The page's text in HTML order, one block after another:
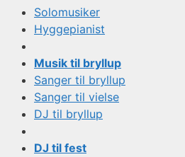
Solomusiker
Hyggepianist
Musik til bryllup
Sanger til bryllup
Sanger til vielse
DJ til bryllup
DJ til fest